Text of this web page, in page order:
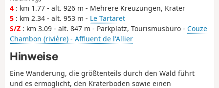
4 : km 1.77 - alt. 926 m - Mehrere Kreuzungen, Krater
5 : km 2.34 - alt. 953 m - Le Tartaret
S/Z : km 3.09 - alt. 847 m - Parkplatz, Tourismusbüro - Couze
Chambon (rivière) - Affluent de l'Allier
Hinweise
Eine Wanderung, die größtenteils durch den Wald führt
und es ermöglicht, den Kraterboden sowie einen